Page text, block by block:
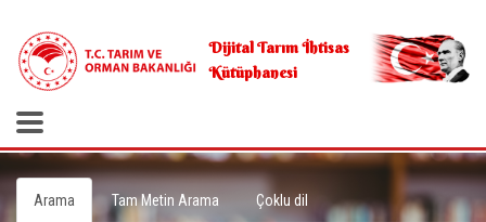
Dijital Tarım İhtisas
Kütüphanesi
Arama Tam Metin Arama Çoklu dil